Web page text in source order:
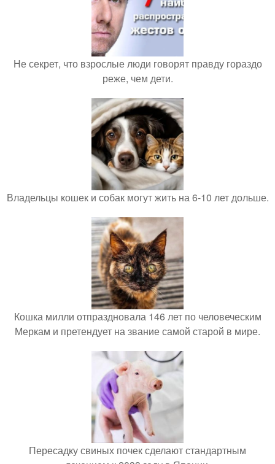
Не секрет, что взрослые люди говорят правду гораздо
реже, чем дети.
Владельцы кошек и собак могут жить на 6-10 лет дольше.
Кошка милли отпраздновала 146 лет по человеческим
Меркам и претендует на звание самой старой в мире.
Пересадку свиных почек сделают стандартным